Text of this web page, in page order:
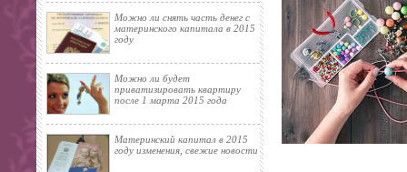
Можно ли снять часть денег с
материнского капитала в 2015
году
Можно ли будет
приватизировать квартиру
после 1 марта 2015 года
Материнский капитал в 2015
году изменения, свежие новости